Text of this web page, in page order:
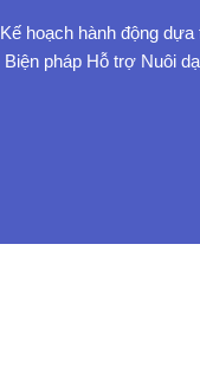
Kế hoạch hành động
Biện pháp Hỗ trợ Nuôi